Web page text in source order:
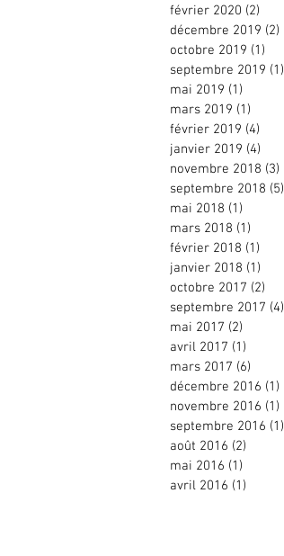
février 2020 (2)
décembre 2019 (2)
octobre 2019 (1)
septembre 2019 (1)
mai 2019 (1)
mars 2019 (1)
février 2019 (4)
janvier 2019 (4)
novembre 2018 (3)
septembre 2018 (5)
mai 2018 (1)
mars 2018 (1)
février 2018 (1)
janvier 2018 (1)
octobre 2017 (2)
septembre 2017 (4)
mai 2017 (2)
avril 2017 (1)
mars 2017 (6)
décembre 2016 (1)
novembre 2016 (1)
septembre 2016 (1)
août 2016 (2)
mai 2016 (1)
avril 2016 (1)